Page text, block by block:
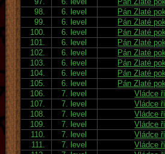
98.
6. level Pán Zlaté
99.
6. level Pán Zlaté
100.
6. level Pán Zlaté
101.
6. level Pán Zlaté
102.
6. level Pán Zlaté
103.
6. level Pán Zlaté
104.
6. level Pán Zlaté
105.
6. level Pán Zlaté
106.
7. level Vládce
107.
7. level Vládce
108.
7. level Vládce
109.
7. level Vládce
110.
7. level Vládce
111.
7. level Vládce